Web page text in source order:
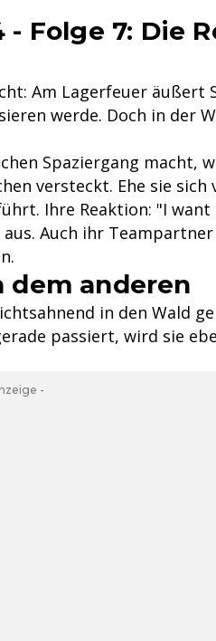
Folge 7: Die
Am Lagerfeuer äußert
werde. Doch in der
Spaziergang macht,
versteckt. Ehe sie sich
Ihre Reaktion: "I
Auch ihr
dem anderen
in den Wald
passiert, wird sie
-